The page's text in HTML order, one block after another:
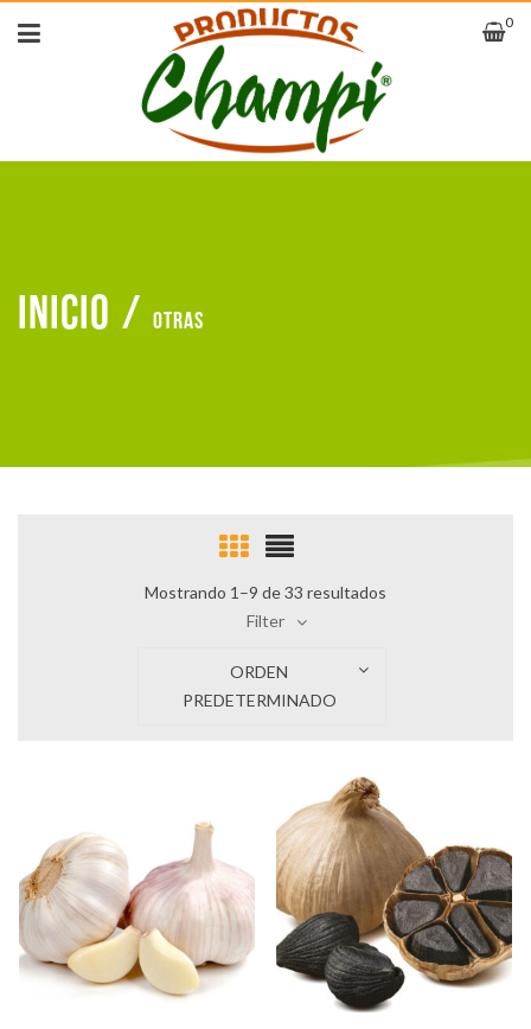
0
Inicio / Otras
Mostrando 1–9 de 33 resultados
Filter
ORDEN
PREDETERMINADO